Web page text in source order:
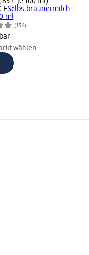
Selbstbräunermilch
ml
(154)
wählen